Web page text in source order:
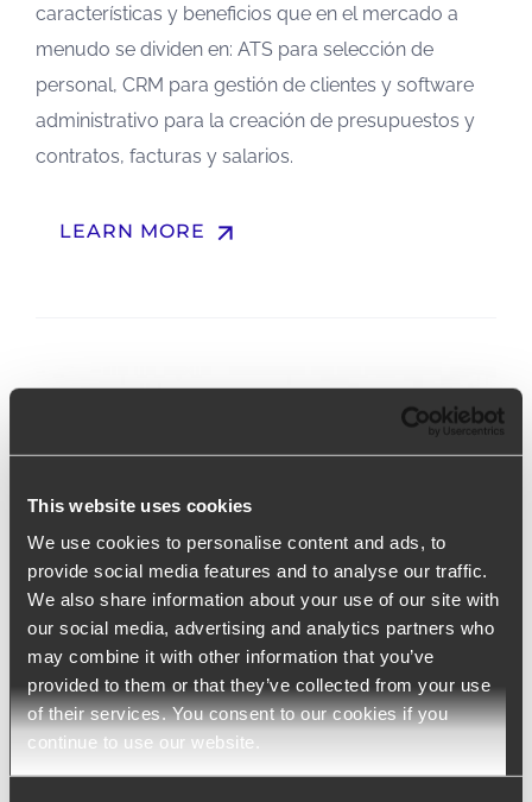
This website uses cookies
We use cookies to personalise content and ads, to
provide social media features and to analyse our traffic.
We also share information about your use of our site with
our social media, advertising and analytics partners who
may combine it with other information that you’ve
provided to them or that they’ve collected from your use
of their services. You consent to our cookies if you
continue to use our website.
características y beneficios que en el mercado a
menudo se dividen en: ATS para selección de
personal, CRM para gestión de clientes y software
administrativo para la creación de presupuestos y
contratos, facturas y salarios.
LEARN MORE arrow_upward